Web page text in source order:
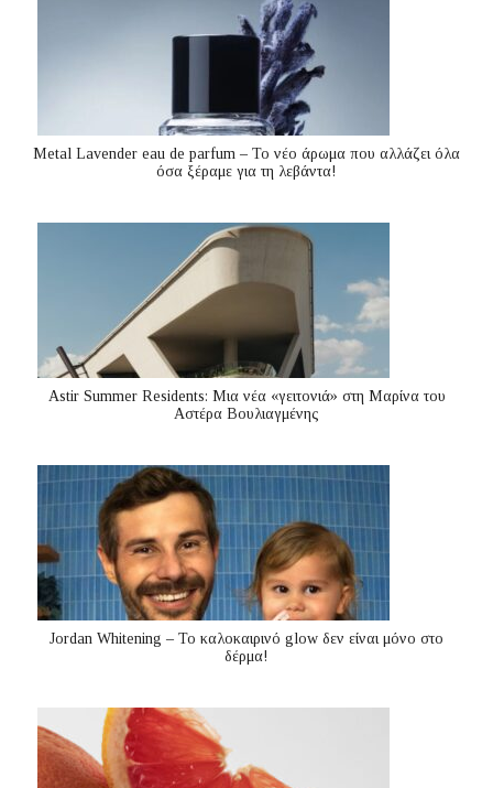
Metal Lavender eau de parfum – Το νέο άρωμα που αλλάζει όλα
όσα ξέραμε για τη λεβάντα!
Astir Summer Residents: Μια νέα «γειτονιά» στη Μαρίνα του
Αστέρα Βουλιαγμένης
Jordan Whitening – Το καλοκαιρινό glow δεν είναι μόνο στο
δέρμα!